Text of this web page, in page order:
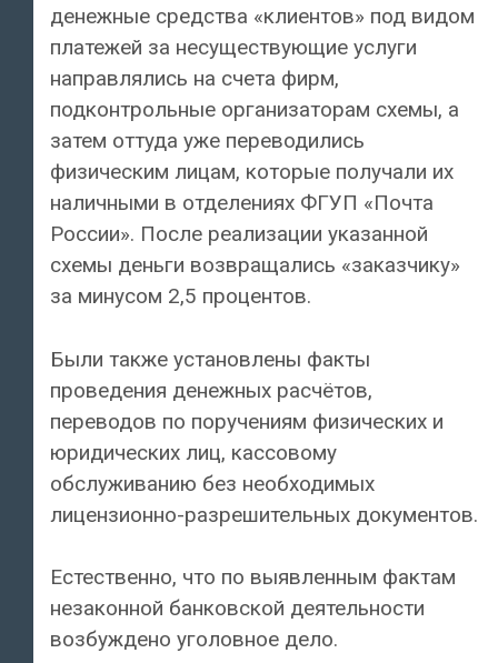
денежные средства «клиентов» под видом
платежей за несуществующие услуги
направлялись на счета фирм,
подконтрольные организаторам схемы, а
затем оттуда уже переводились
физическим лицам, которые получали их
наличными в отделениях ФГУП «Почта
России». После реализации указанной
схемы деньги возвращались «заказчику»
за минусом 2,5 процентов.
Были также установлены факты
проведения денежных расчётов,
переводов по поручениям физических и
юридических лиц, кассовому
обслуживанию без необходимых
лицензионно-разрешительных документов.
Естественно, что по выявленным фактам
незаконной банковской деятельности
возбуждено уголовное дело.